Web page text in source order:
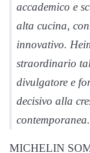
accademico e
alta cucina,
innovativo.
straordinario
divulgatore e
decisivo alla
MICHELIN